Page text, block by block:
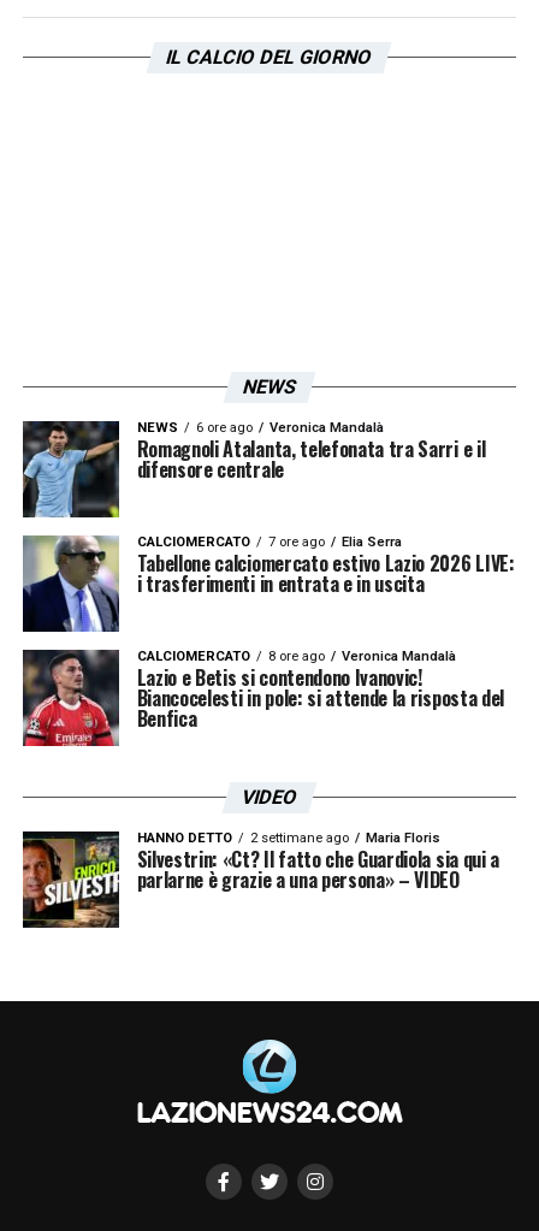
remainder of her career».
IL CALCIO DEL GIORNO
NEWS
NEWS 6 ore ago Veronica Mandalà
Romagnoli Atalanta, telefonata tra Sarri e il
difensore centrale
CALCIOMERCATO 7 ore ago Elia Serra
Tabellone calciomercato estivo Lazio 2026 LIVE:
i trasferimenti in entrata e in uscita
CALCIOMERCATO 8 ore ago Veronica Mandalà
Lazio e Betis si contendono Ivanovic!
Biancocelesti in pole: si attende la risposta del
Benfica
VIDEO
HANNO DETTO 2 settimane ago Maria Floris
Silvestrin: «Ct? Il fatto che Guardiola sia qui a
parlarne è grazie a una persona» – VIDEO